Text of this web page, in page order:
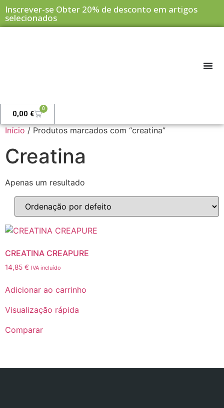
Inscrever-se Obter 20% de desconto em artigos
selecionados
0,00 €
0
Início / Produtos marcados com “creatina”
Creatina
Apenas um resultado
CREATINA CREAPURE
14,85 € IVA incluído
Adicionar ao carrinho
Visualização rápida
Comparar